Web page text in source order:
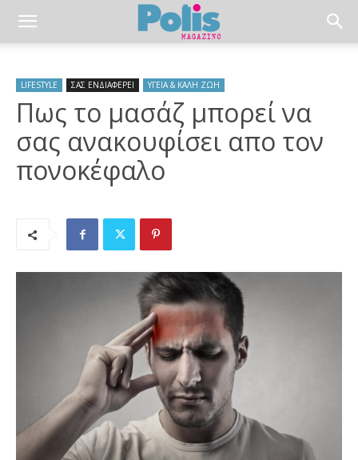
LIFESTYLE ΣΑΣ ΕΝΔΙΑΦΕΡΕΙ ΥΓΕΙΑ & ΚΑΛΗ ΖΩΗ
Πως το μασάζ μπορεί να
σας ανακουφίσει απο τον
πονοκέφαλο